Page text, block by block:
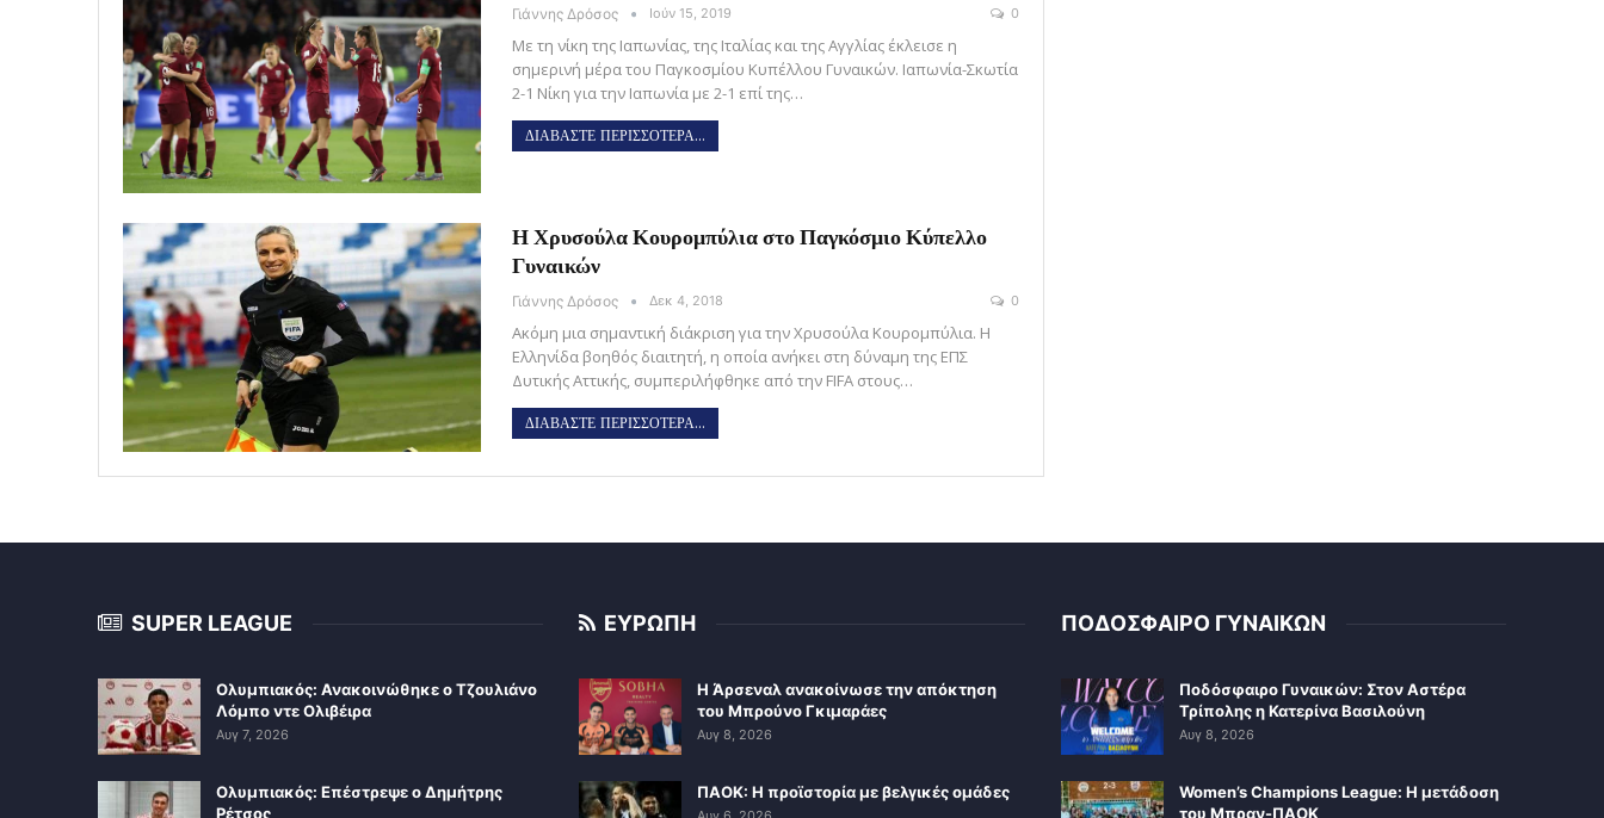
Γιάννης Δρόσος Ιούν 15, 2019 0
Με τη νίκη της Ιαπωνίας, της Ιταλίας και της Αγγλίας έκλεισε η
σημερινή μέρα του Παγκοσμίου Κυπέλλου Γυναικών. Ιαπωνία-Σκωτία
2-1 Νίκη για την Ιαπωνία με 2-1 επί της…
ΔΙΑΒΑΣΤΕ ΠΕΡΙΣΣΟΤΕΡΑ...
Η Χρυσούλα Κουρομπύλια στο Παγκόσμιο Κύπελλο
Γυναικών
Γιάννης Δρόσος Δεκ 4, 2018 0
Ακόμη μια σημαντική διάκριση για την Χρυσούλα Κουρομπύλια. Η
Ελληνίδα βοηθός διαιτητή, η οποία ανήκει στη δύναμη της ΕΠΣ
Δυτικής Αττικής, συμπεριλήφθηκε από την FIFA στους…
ΔΙΑΒΑΣΤΕ ΠΕΡΙΣΣΟΤΕΡΑ...
SUPER LEAGUE
Ολυμπιακός: Ανακοινώθηκε ο Τζουλιάνο
Λόμπο ντε Ολιβέιρα
Αυγ 7, 2026
Ολυμπιακός: Επέστρεψε ο Δημήτρης
Ρέτσος
ΕΥΡΩΠΗ
Η Άρσεναλ ανακοίνωσε την απόκτηση
του Μπρούνο Γκιμαράες
Αυγ 8, 2026
ΠΑΟΚ: Η προϊστορία με βελγικές ομάδες
ΠΟΔΟΣΦΑΙΡΟ ΓΥΝΑΙΚΩΝ
Ποδόσφαιρο Γυναικών: Στον Αστέρα
Τρίπολης η Κατερίνα Βασιλούνη
Αυγ 8, 2026
Women’s Champions League: Η μετάδοση
του Μπραν-ΠΑΟΚ